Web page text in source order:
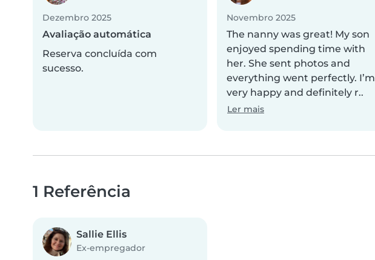
Dezembro 2025
Avaliação automática
Reserva concluída com
sucesso.
Novembro 2025
The nanny was great! My son
enjoyed spending time with
her. She sent photos and
everything went perfectly. I’m
very happy and definitely r..
Ler mais
1 Referência
Sallie Ellis
Ex-empregador